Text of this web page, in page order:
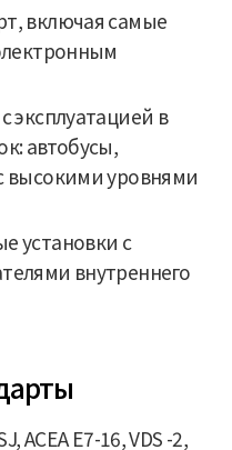
включая самые
эксплуатацией в
автобусы,
высокими уровнями
установки с
внутреннего
ACEA E7-16, VDS -2,